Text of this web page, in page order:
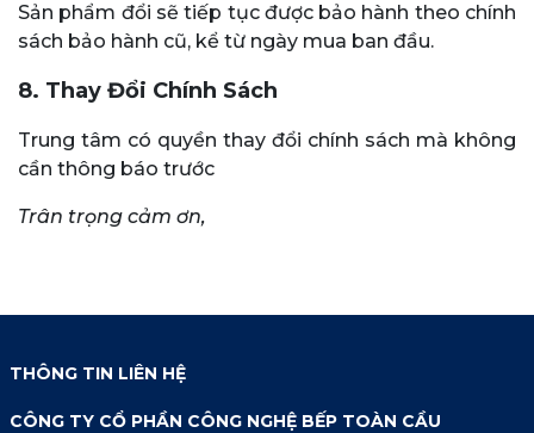
Sản phẩm đổi sẽ tiếp tục được bảo hành theo chính
sách bảo hành cũ, kể từ ngày mua ban đầu.
8. Thay Đổi Chính Sách
Trung tâm có quyền thay đổi chính sách mà không
cần thông báo trước
Trân trọng cảm ơn,
THÔNG TIN LIÊN HỆ
CÔNG TY CỔ PHẦN CÔNG NGHỆ BẾP TOÀN CẦU